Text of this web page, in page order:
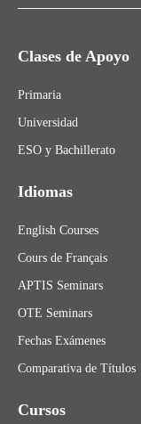
Clases de Apoyo
Primaria
Universidad
ESO y Bachillerato
Idiomas
English Courses
Cours de Français
APTIS Seminars
OTE Seminars
Fechas Exámenes
Comparativa de Títulos
Cursos